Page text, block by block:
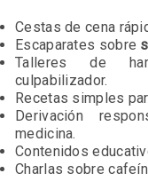
Cestas de cena
Escaparates sobre
Talleres de
culpabilizador.
Recetas simples
Derivación
medicina.
Contenidos
Charlas sobre